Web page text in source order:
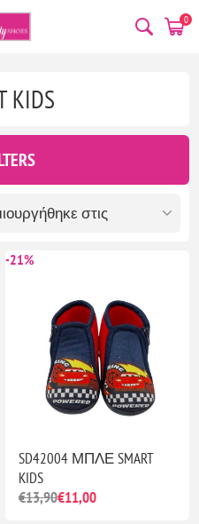
0
KIDS
-21%
SD42004 ΜΠΛΕ SMART
KIDS
€13,90€11,00